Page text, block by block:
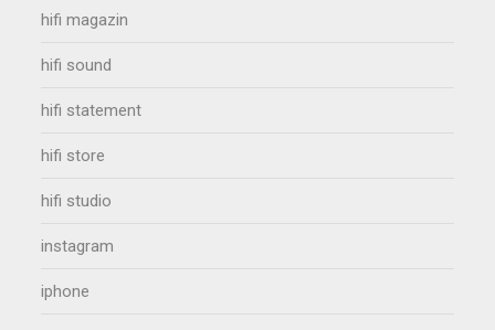
hifi magazin
hifi sound
hifi statement
hifi store
hifi studio
instagram
iphone